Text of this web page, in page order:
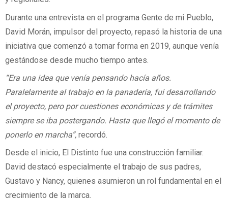
Durante una entrevista en el programa Gente de mi Pueblo,
David Morán, impulsor del proyecto, repasó la historia de una
iniciativa que comenzó a tomar forma en 2019, aunque venía
gestándose desde mucho tiempo antes.
“Era una idea que venía pensando hacía años.
Paralelamente al trabajo en la panadería, fui desarrollando
el proyecto, pero por cuestiones económicas y de trámites
siempre se iba postergando. Hasta que llegó el momento de
ponerlo en marcha”, recordó.
Desde el inicio, El Distinto fue una construcción familiar.
David destacó especialmente el trabajo de sus padres,
Gustavo y Nancy, quienes asumieron un rol fundamental en el
crecimiento de la marca.